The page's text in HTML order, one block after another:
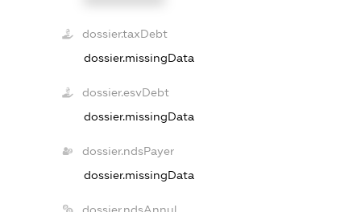
dossier.taxDebt
dossier.missingData
dossier.esvDebt
dossier.missingData
dossier.ndsPayer
dossier.missingData